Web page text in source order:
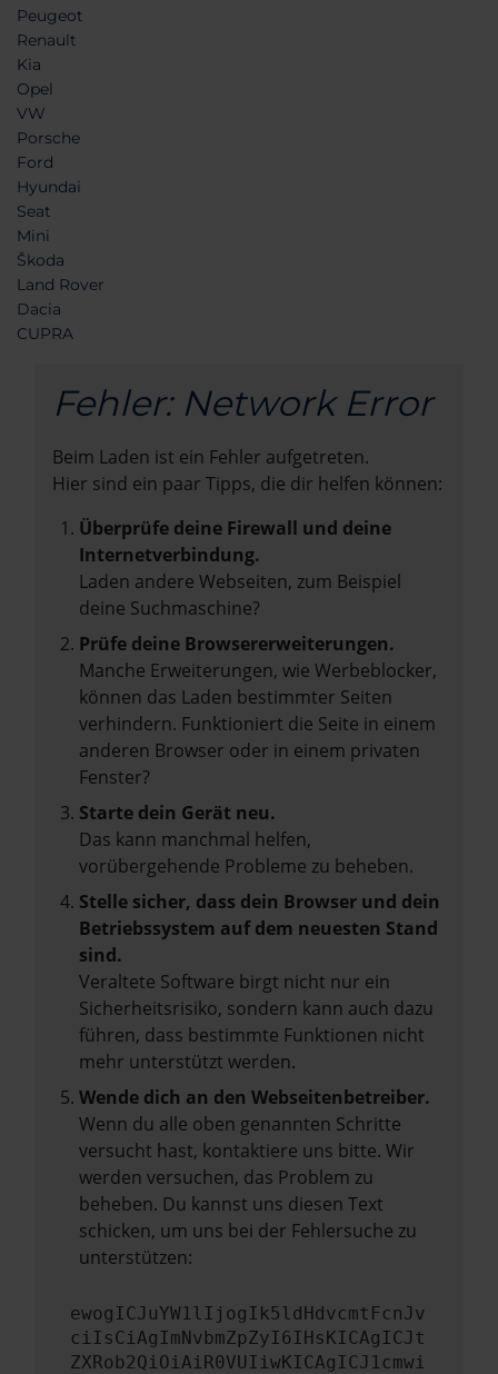
Peugeot
Renault
Kia
Opel
VW
Porsche
Ford
Hyundai
Seat
Mini
Škoda
Land Rover
Dacia
CUPRA
Fehler: Network Error
Beim Laden ist ein Fehler aufgetreten.
Hier sind ein paar Tipps, die dir helfen können:
Überprüfe deine Firewall und deine
Internetverbindung.
Laden andere Webseiten, zum Beispiel
deine Suchmaschine?
Prüfe deine Browsererweiterungen.
Manche Erweiterungen, wie Werbeblocker,
können das Laden bestimmter Seiten
verhindern. Funktioniert die Seite in einem
anderen Browser oder in einem privaten
Fenster?
Starte dein Gerät neu.
Das kann manchmal helfen,
vorübergehende Probleme zu beheben.
Stelle sicher, dass dein Browser und dein
Betriebssystem auf dem neuesten Stand
sind.
Veraltete Software birgt nicht nur ein
Sicherheitsrisiko, sondern kann auch dazu
führen, dass bestimmte Funktionen nicht
mehr unterstützt werden.
Wende dich an den Webseitenbetreiber.
Wenn du alle oben genannten Schritte
versucht hast, kontaktiere uns bitte. Wir
werden versuchen, das Problem zu
beheben. Du kannst uns diesen Text
schicken, um uns bei der Fehlersuche zu
unterstützen:
ewogICJuYW1lIjogIk5ldHdvcmtFcnJv
ciIsCiAgImNvbmZpZyI6IHsKICAgICJt
ZXRob2QiOiAiR0VUIiwKICAgICJ1cmwi